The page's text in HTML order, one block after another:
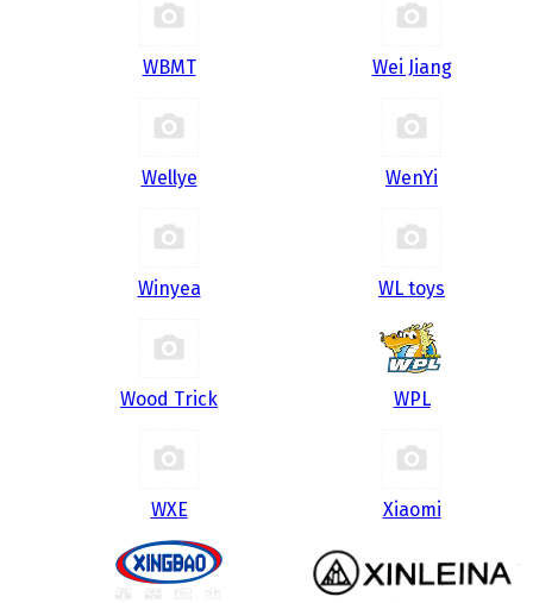
WBMT Wei Jiang
Wellye WenYi
Winyea WL toys
Wood Trick WPL
WXE Xiaomi